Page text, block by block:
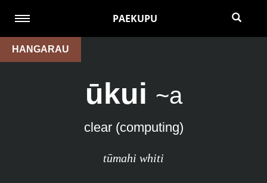
PAEKUPU
HANGARAU
ūkui ~a
clear (computing)
tūmahi whiti